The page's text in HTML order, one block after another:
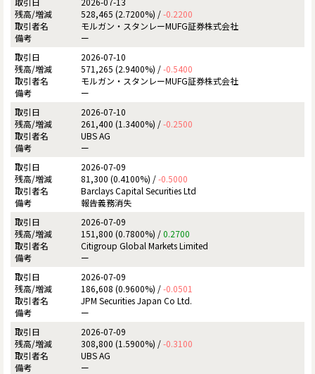
528,465 (2.7200%) /-0.2200
モルガン・スタンレーMUFG証券株式会社
ー
2026-07-10
571,265 (2.9400%) /-0.5400
モルガン・スタンレーMUFG証券株式会社
ー
2026-07-10
261,400 (1.3400%) /-0.2500
UBS AG
ー
2026-07-09
81,300 (0.4100%) /-0.5000
Barclays Capital Securities Ltd
報告義務消失
2026-07-09
151,800 (0.7800%) /0.2700
Citigroup Global Markets Limited
ー
2026-07-09
186,608 (0.9600%) /-0.0501
JPM Securities Japan Co Ltd.
ー
2026-07-09
308,800 (1.5900%) /-0.3100
UBS AG
ー